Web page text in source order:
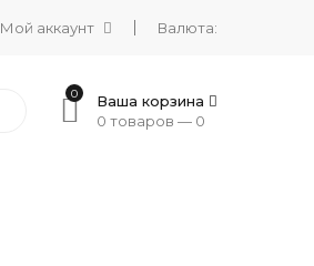
Мой аккаунт Валюта:
0
Ваша корзина
0 товаров — 0